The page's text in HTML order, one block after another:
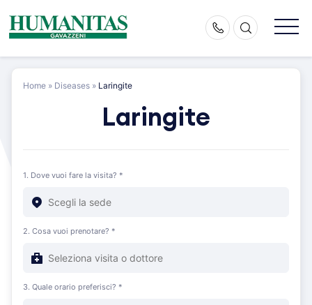
content
Home » Diseases » Laringite
Laringite
1. Dove vuoi fare la visita? *
2. Cosa vuoi prenotare? *
3. Quale orario preferisci? *